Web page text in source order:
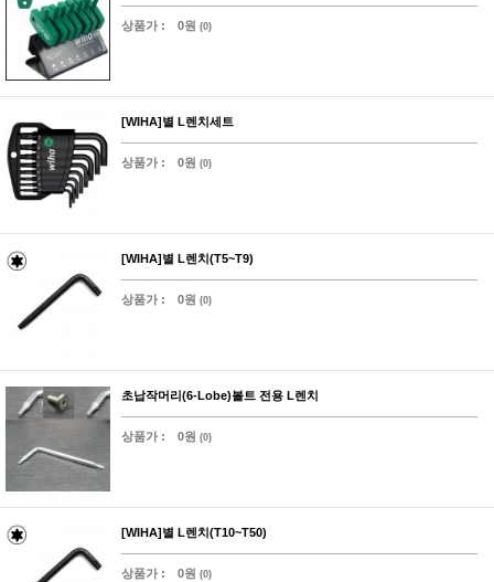
상품가 : 0원 (0)
[WIHA]별 L렌치세트
상품가 : 0원 (0)
[WIHA]별 L렌치(T5~T9)
상품가 : 0원 (0)
초납작머리(6-Lobe)볼트 전용 L렌치
상품가 : 0원 (0)
[WIHA]별 L렌치(T10~T50)
상품가 : 0원 (0)